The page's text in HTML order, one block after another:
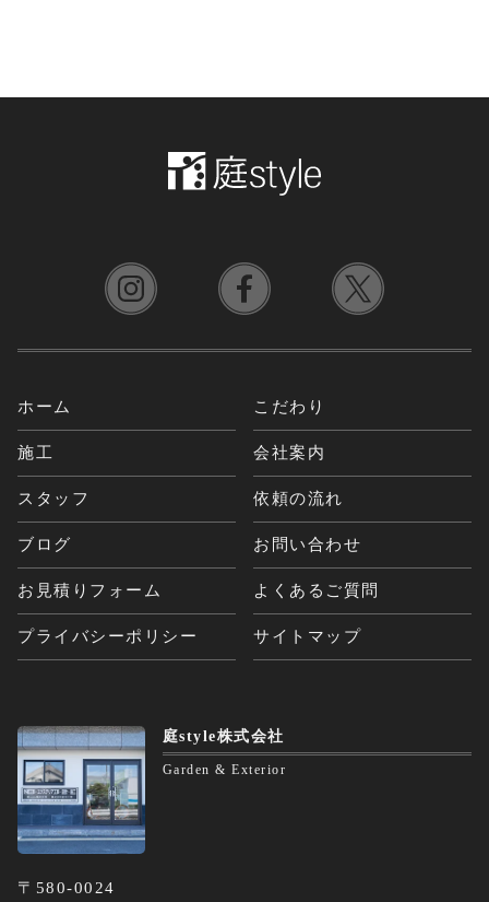
ホーム こだわり
施工 会社案内
スタッフ 依頼の流れ
ブログ お問い合わせ
お見積りフォーム よくあるご質問
プライバシーポリシー サイトマップ
庭style株式会社
Garden & Exterior
〒580-0024